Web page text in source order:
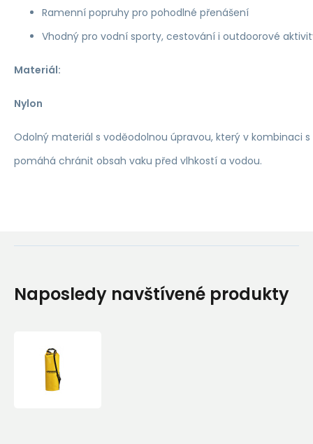
Ramenní popruhy pro pohodlné přenášení
Vhodný pro vodní sporty, cestování i outdoorové
Materiál:
Nylon
Odolný materiál s voděodolnou úpravou, který v kombinaci
pomáhá chránit obsah vaku před vlhkostí a vodou.
Naposledy navštívené produkty